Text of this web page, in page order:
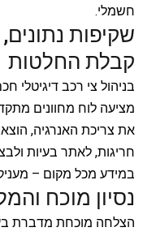
חשמלי.
שקיפות
קבלת החלטות
מציעה לוח מחוונים
את צריכת האנרגיה,
חריגות, לאתר בעיות
במידע מכל מקום –
נסיון מוכח
הצלחה מוכחת מדברת